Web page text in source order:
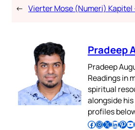
← Vierter Mose (Numeri) Kapitel
Pradeep
Pradeep
Readings in
spiritual
alongside
profiles
Follow Pradeep on Facebook Follow Pradeep on InstagramFollow Pradeep on X Follow Pradeep on LinkedIn Follow Pradeep on Pinterest Subscribe to Pradeep’s Youtube Channel Follow